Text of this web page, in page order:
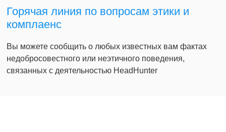
Горячая линия по вопросам этики и
комплаенс
Вы можете сообщить о любых известных вам фактах
недобросовестного или неэтичного поведения,
связанных с деятельностью HeadHunter